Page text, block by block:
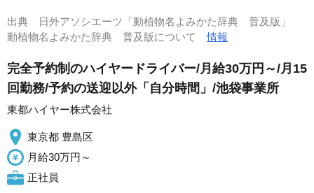
出典
日外アソシエーツ「動植物名よみかた辞典 普及版」
動植物名よみかた辞典 普及版について情報
完全予約制のハイヤードライバー/月給30万円～/月15
回勤務/予約の送迎以外「自分時間」/池袋事業所
東都ハイヤー株式会社
東京都 豊島区
月給30万円～
正社員